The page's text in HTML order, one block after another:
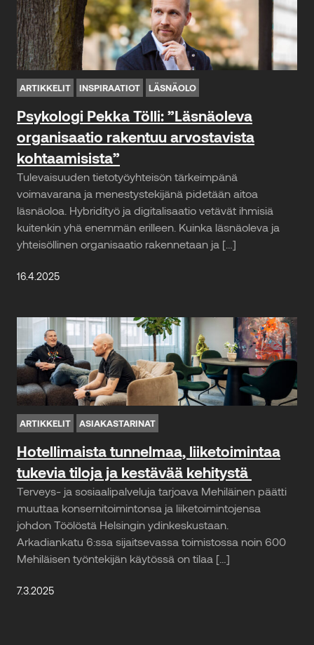
ARTIKKELIT INSPIRAATIOT LÄSNÄOLO
Psykologi Pekka Tölli: ”Läsnäoleva
organisaatio rakentuu arvostavista
kohtaamisista”
Tulevaisuuden tietotyöyhteisön tärkeimpänä
voimavarana ja menestystekijänä pidetään aitoa
läsnäoloa. Hybridityö ja digitalisaatio vetävät ihmisiä
kuitenkin yhä enemmän erilleen. Kuinka läsnäoleva ja
yhteisöllinen organisaatio rakennetaan ja […]
16.4.2025
ARTIKKELIT ASIAKASTARINAT
Hotellimaista tunnelmaa, liiketoimintaa
tukevia tiloja ja kestävää kehitystä
Terveys- ja sosiaalipalveluja tarjoava Mehiläinen päätti
muuttaa konsernitoimintonsa ja liiketoimintojensa
johdon Töölöstä Helsingin ydinkeskustaan.
Arkadiankatu 6:ssa sijaitsevassa toimistossa noin 600
Mehiläisen työntekijän käytössä on tilaa […]
7.3.2025